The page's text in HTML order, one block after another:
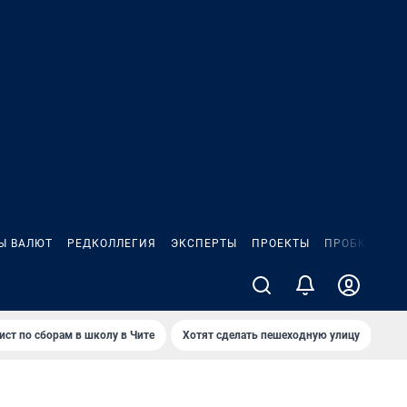
ВАЛЮТ РЕДКОЛЛЕГИЯ ЭКСПЕРТЫ ПРОЕКТЫ ПРОБКИ
по сборам в школу в Чите Хотят сделать пешеходную улицу